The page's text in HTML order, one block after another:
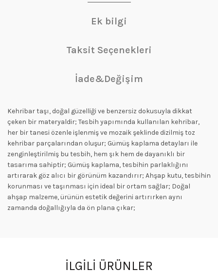
Ek bilgi
Taksit Seçenekleri
İade&Değişim
Kehribar taşı, doğal güzelliği ve benzersiz dokusuyla dikkat
çeken bir materyaldir; Tesbih yapımında kullanılan kehribar,
her bir tanesi özenle işlenmiş ve mozaik şeklinde dizilmiş toz
kehribar parçalarından oluşur; Gümüş kaplama detayları ile
zenginleştirilmiş bu tesbih, hem şık hem de dayanıklı bir
tasarıma sahiptir; Gümüş kaplama, tesbihin parlaklığını
artırarak göz alıcı bir görünüm kazandırır; Ahşap kutu, tesbihin
korunması ve taşınması için ideal bir ortam sağlar; Doğal
ahşap malzeme, ürünün estetik değerini artırırken aynı
zamanda doğallığıyla da ön plana çıkar;
İLGILI ÜRÜNLER